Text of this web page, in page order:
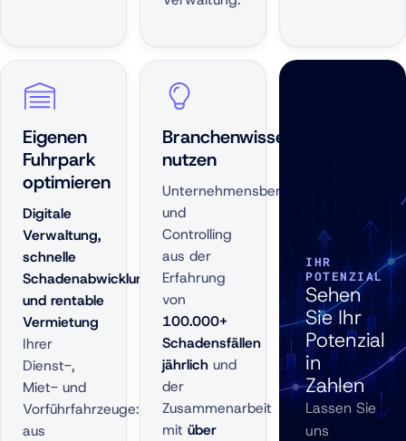
Eigenen
Fuhrpark
optimieren
Digitale
Verwaltung,
schnelle
Schadenabwicklung
und rentable
Vermietung
Ihrer
Dienst-,
Miet- und
Vorführfahrzeuge:
aus
Branchenwissen
nutzen
Unternehmensberatung
und
Controlling
aus der
Erfahrung
von
100.000+
Schadensfällen
jährlich und
der
Zusammenarbeit
mit über
IHR
POTENZIAL
Sehen
Sie Ihr
Potenzial
in
Zahlen
Lassen Sie
uns